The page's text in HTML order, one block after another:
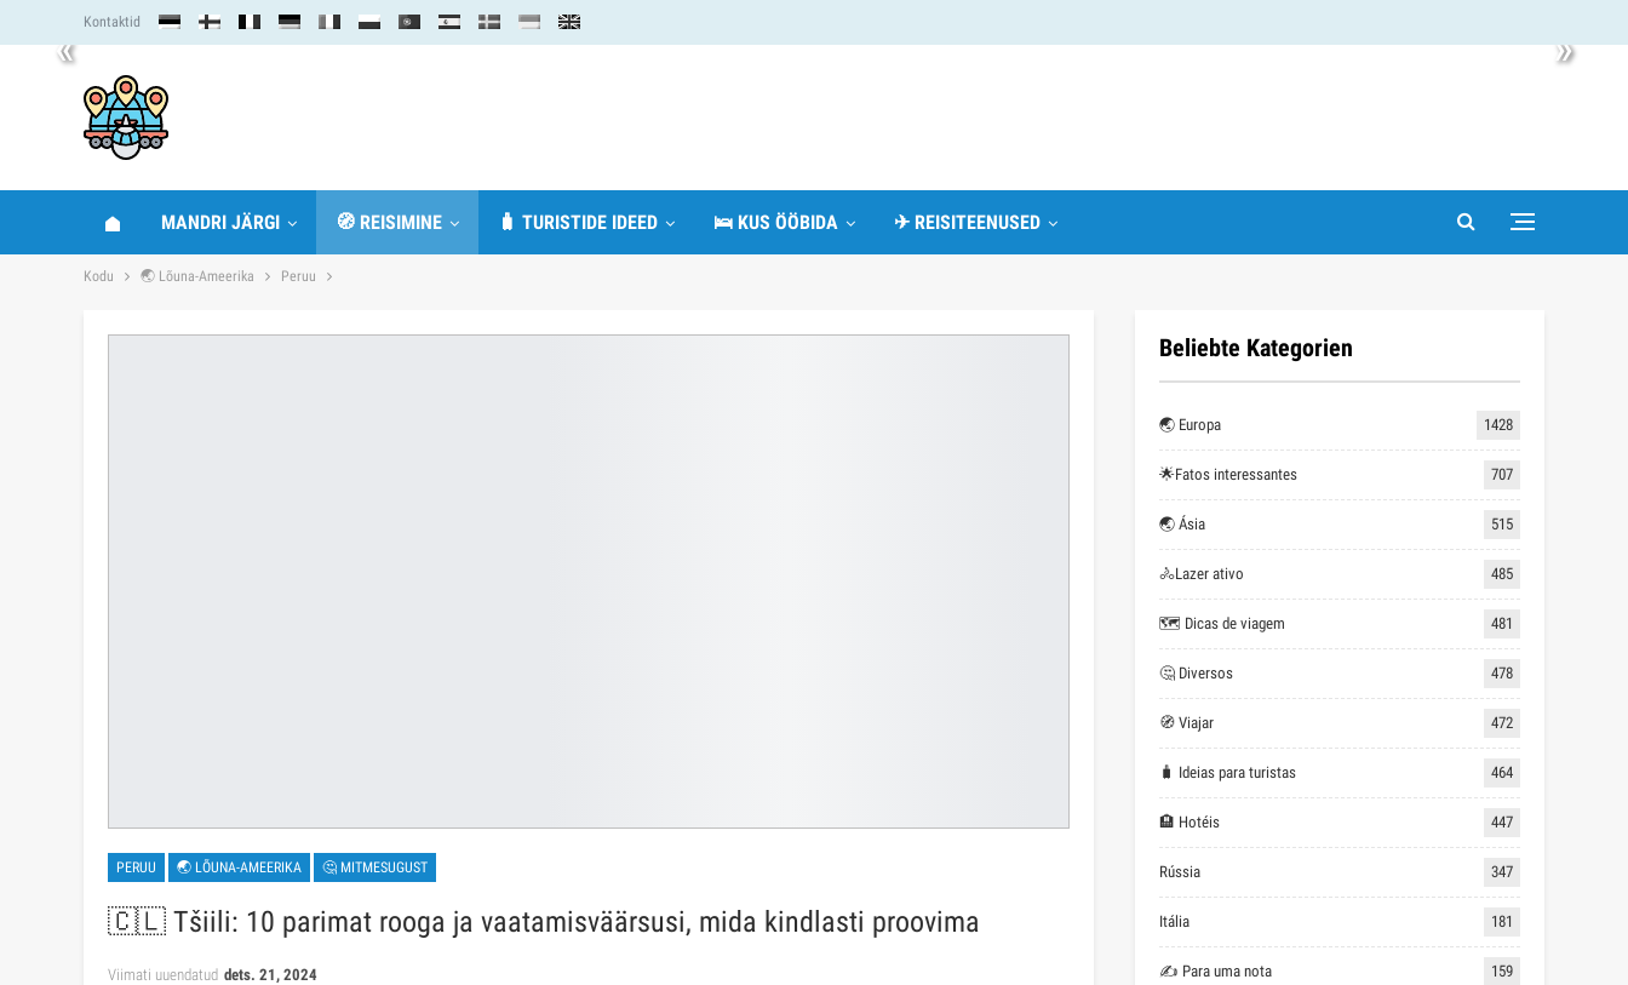
« »
Kontaktid
MANDRI JÄRGI 🧭 REISIMINE 🧳 TURISTIDE IDEED 🛌 KUS ÖÖBIDA ✈ REISITEENUSED
Kodu 🌏 Lõuna-Ameerika Peruu
PERUU 🌏 LÕUNA-AMEERIKA 🤔 MITMESUGUST
🇨🇱 Tšiili: 10 parimat rooga ja vaatamisväärsusi, mida kindlasti proovima
Viimati uuendatud dets. 21, 2024
Beliebte Kategorien
🌏 Europa 1428
🌟Fatos interessantes 707
🌏 Ásia 515
🚴Lazer ativo 485
🗺 Dicas de viagem 481
🤔 Diversos 478
🧭 Viajar 472
🧳 Ideias para turistas 464
🏨 Hotéis 447
Rússia 347
Itália 181
✍ Para uma nota 159